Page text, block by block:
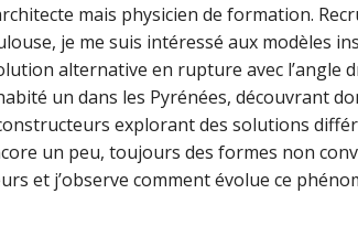
mais physicien de formation.
je me suis intéressé aux modèles
alternative en rupture avec l’angle
un dans les Pyrénées, découvrant
explorant des solutions
un peu, toujours des formes non
et j’observe comment évolue ce